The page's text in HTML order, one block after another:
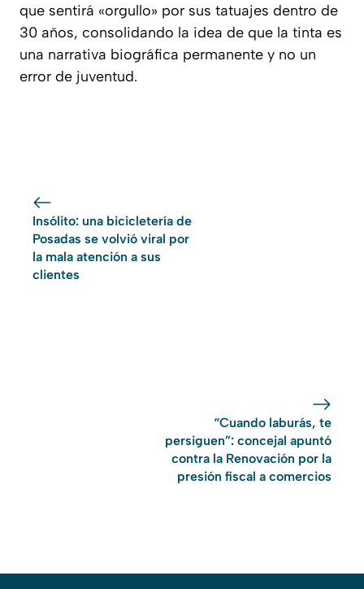
que sentirá «orgullo» por sus tatuajes dentro de
30 años, consolidando la idea de que la tinta es
una narrativa biográfica permanente y no un
error de juventud.
Insólito: una bicicletería de
Posadas se volvió viral por
la mala atención a sus
clientes
“Cuando laburás, te
persiguen”: concejal apuntó
contra la Renovación por la
presión fiscal a comercios